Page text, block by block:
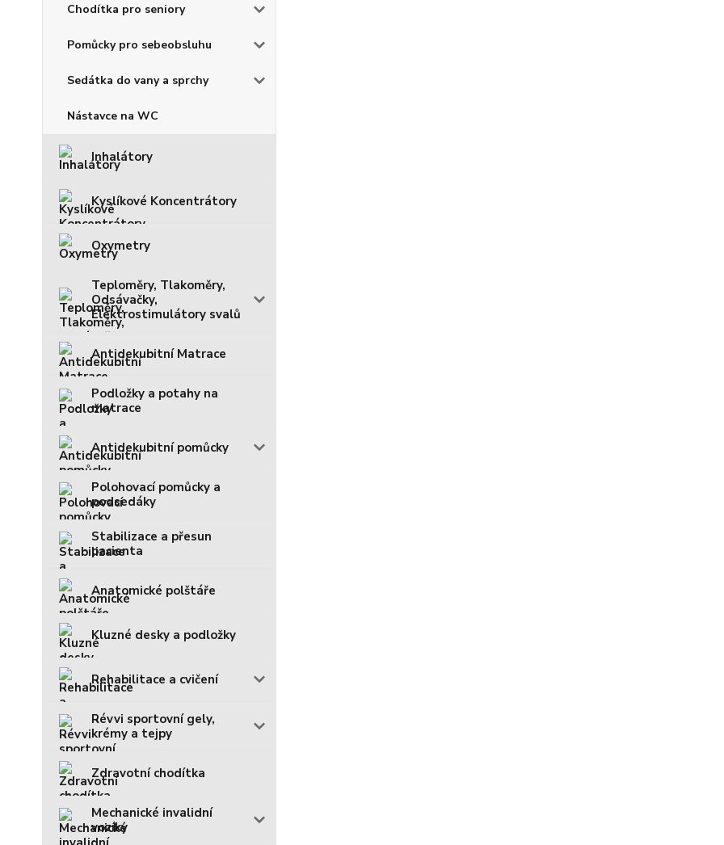
Chodítka pro seniory
Pomůcky pro sebeobsluhu
Sedátka do vany a sprchy
Nástavce na WC
Inhalátory
Kyslíkové Koncentrátory
Oxymetry
Teploměry, Tlakoměry,
Odsávačky,
Elektrostimulátory svalů
Antidekubitní Matrace
Podložky a potahy na
matrace
Antidekubitní pomůcky
Polohovací pomůcky a
podsedáky
Stabilizace a přesun
pacienta
Anatomické polštáře
Kluzné desky a podložky
Rehabilitace a cvičení
Révvi sportovní gely,
krémy a tejpy
Zdravotní chodítka
Mechanické invalidní
vozíky